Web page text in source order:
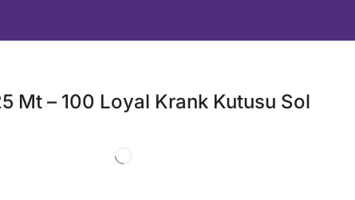
Mt – 100 Loyal Krank Kutusu Sol